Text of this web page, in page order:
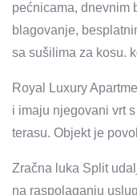
pećnicama, dnevnim
blagovanje,
sa sušilima za kosu.
Royal Luxury
i imaju njegovani vrt
terasu. Objekt je
Zračna luka Split
na raspolaganju